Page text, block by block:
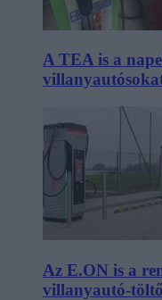
A TEA is a
Az E.ON is a
villanyautó-